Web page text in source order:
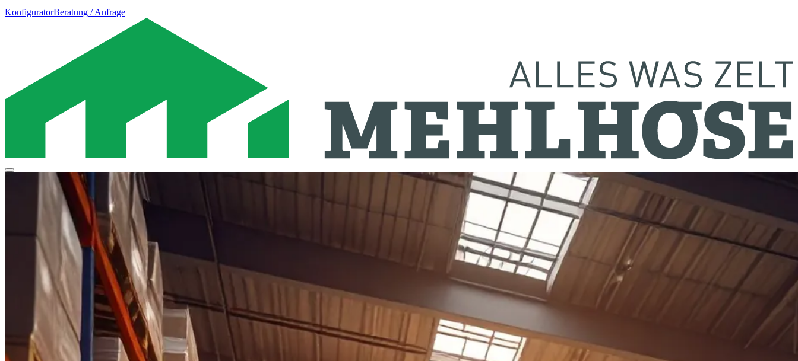
KonfiguratorBeratung / Anfrage